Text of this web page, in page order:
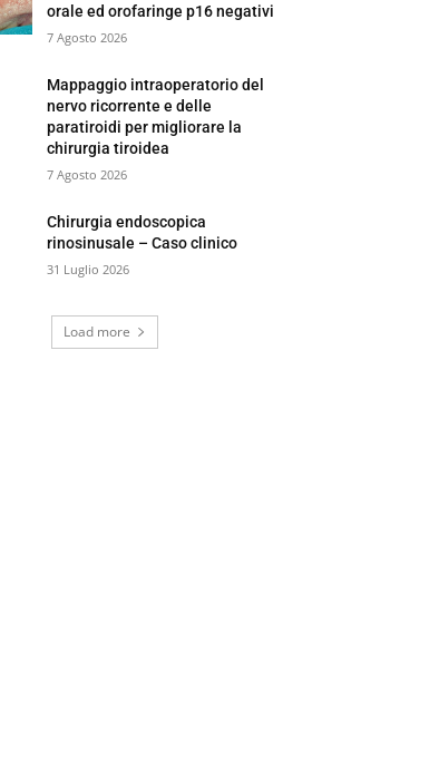
orale ed orofaringe p16 negativi
7 Agosto 2026
Mappaggio intraoperatorio del
nervo ricorrente e delle
paratiroidi per migliorare la
chirurgia tiroidea
7 Agosto 2026
Chirurgia endoscopica
rinosinusale – Caso clinico
31 Luglio 2026
Load more